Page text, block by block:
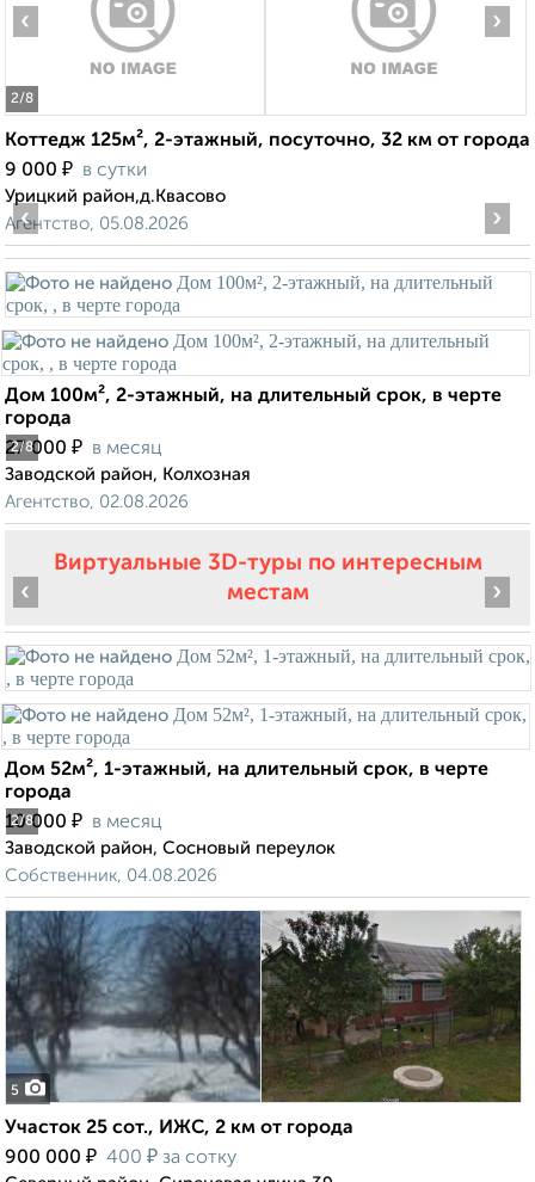
2/8
‹ ›
Коттедж 125м², 2-этажный, посуточно, 32 км от города
9 000 ₽ в сутки
Урицкий район,д.Квасово
Агентство, 05.08.2026
2/8
‹ ›
Дом 100м², 2-этажный, на длительный срок, в черте
города
27 000 ₽ в месяц
Заводской район, Колхозная
Агентство, 02.08.2026
Виртуальные 3D-туры по интересным
местам
2/8
‹ ›
Дом 52м², 1-этажный, на длительный срок, в черте
города
10 000 ₽ в месяц
Заводской район, Сосновый переулок
Собственник, 04.08.2026
5
Участок 25 сот., ИЖС, 2 км от города
900 000 ₽ 400 ₽ за сотку